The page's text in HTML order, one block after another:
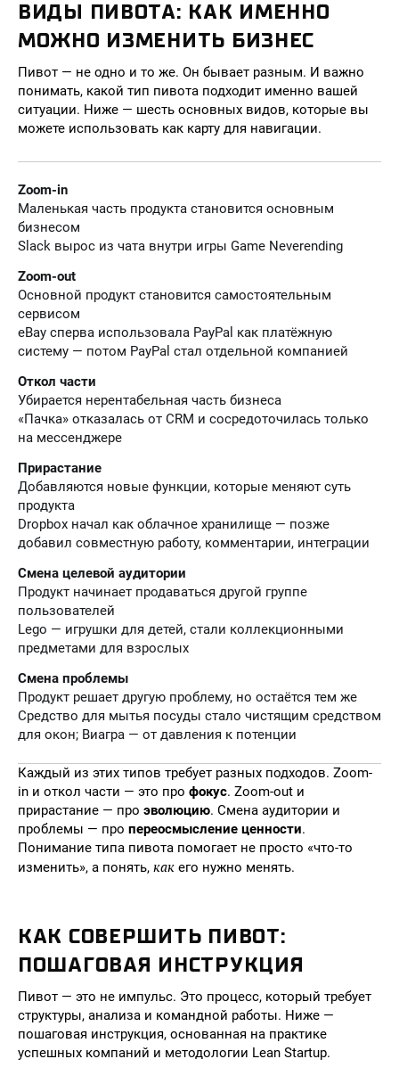
ВИДЫ ПИВОТА: КАК ИМЕННО
МОЖНО ИЗМЕНИТЬ БИЗНЕС
Пивот — не одно и то же. Он бывает разным. И важно
понимать, какой тип пивота подходит именно вашей
ситуации. Ниже — шесть основных видов, которые вы
можете использовать как карту для навигации.
Zoom-in
Маленькая часть продукта становится основным
бизнесом
Slack вырос из чата внутри игры Game Neverending
Zoom-out
Основной продукт становится самостоятельным
сервисом
eBay сперва использовала PayPal как платёжную
систему — потом PayPal стал отдельной компанией
Откол части
Убирается нерентабельная часть бизнеса
«Пачка» отказалась от CRM и сосредоточилась только
на мессенджере
Прирастание
Добавляются новые функции, которые меняют суть
продукта
Dropbox начал как облачное хранилище — позже
добавил совместную работу, комментарии, интеграции
Смена целевой аудитории
Продукт начинает продаваться другой группе
пользователей
Lego — игрушки для детей, стали коллекционными
предметами для взрослых
Смена проблемы
Продукт решает другую проблему, но остаётся тем же
Средство для мытья посуды стало чистящим средством
для окон; Виагра — от давления к потенции
Каждый из этих типов требует разных подходов. Zoom-
in и откол части — это про фокус. Zoom-out и
прирастание — про эволюцию. Смена аудитории и
проблемы — про переосмысление ценности.
Понимание типа пивота помогает не просто «что-то
изменить», а понять, как его нужно менять.
КАК СОВЕРШИТЬ ПИВОТ:
ПОШАГОВАЯ ИНСТРУКЦИЯ
Пивот — это не импульс. Это процесс, который требует
структуры, анализа и командной работы. Ниже —
пошаговая инструкция, основанная на практике
успешных компаний и методологии Lean Startup.